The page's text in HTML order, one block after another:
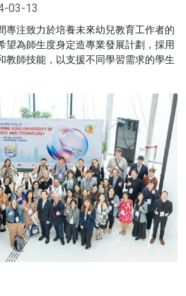
03-13
專注致力於培養未來幼兒教育工作者的
望為師生度身定造專業發展計劃，採用
教師技能，以支援不同學習需求的學生